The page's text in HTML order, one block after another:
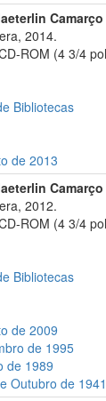
2014.
ROM (4 3/4
Bibliotecas
de 2013
2012.
ROM (4 3/4
Bibliotecas
de 2009
de 1995
de 1989
Outubro de 1941